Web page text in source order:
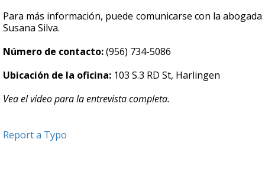
Para más información, puede comunicarse con la abogada
Susana Silva.
Número de contacto:(956) 734-5086
Ubicación de la oficina: 103 S.3 RD St, Harlingen
Vea el video para la entrevista completa.
Report a Typo